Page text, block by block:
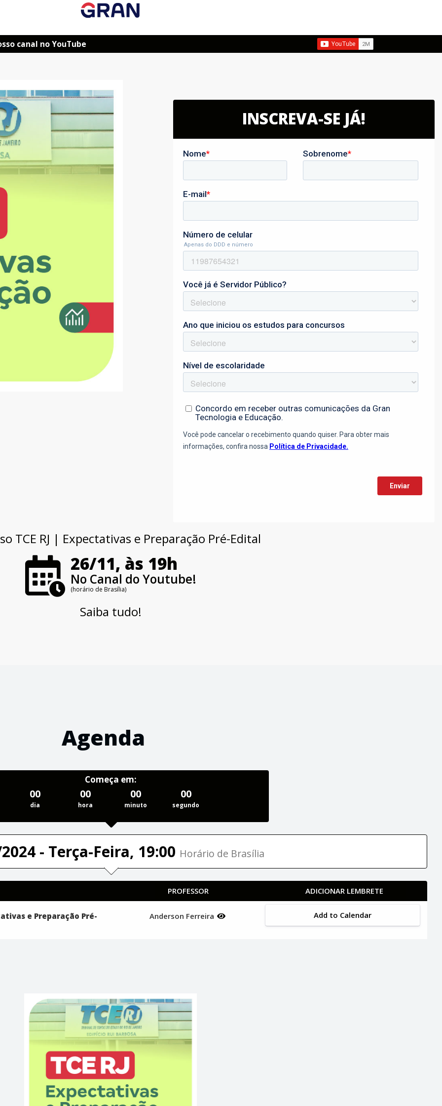
canal no YouTube
INSCREVA-SE JÁ!
TCE RJ | Expectativas e Preparação Pré-Edital
26/11, às 19h
No Canal do Youtube!
(horário de Brasília)
Saiba tudo!
Agenda
Começa em:
00
dia
00
hora
00
minuto
00
segundo
- Terça-Feira, 19:00 Horário de Brasília
PROFESSOR ADICIONAR LEMBRETE
e Preparação Pré-
Anderson Ferreira Add to Calendar